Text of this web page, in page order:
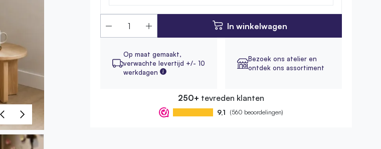
In winkelwagen
Op maat gemaakt,
verwachte levertijd +/- 10
werkdagen
Bezoek ons atelier en
ontdek ons assortiment
250+ tevreden klanten
9,1 (560 beoordelingen)